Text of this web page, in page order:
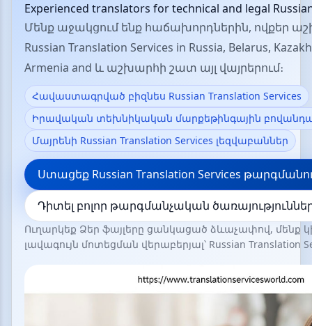
Experienced translators for technical and legal
Մենք աջակցում ենք հաճախորդներին, ովքեր
Russian Translation Services in Russia, Belarus,
Armenia and և աշխարհի շատ այլ վայրերում։
Հավաստագրված բիզնես Russian Translation Services
Իրավական տեխնիկական մարքեթինգային
Մայրենի Russian Translation Services լեզվաբաններ
Ստացեք Russian Translation Services
Դիտել բոլոր թարգմանչական
Ուղարկեք Ձեր ֆայլերը ցանկացած ձևաչափով, մենք
լավագույն մոտեցման վերաբերյալ՝ Russian Translation